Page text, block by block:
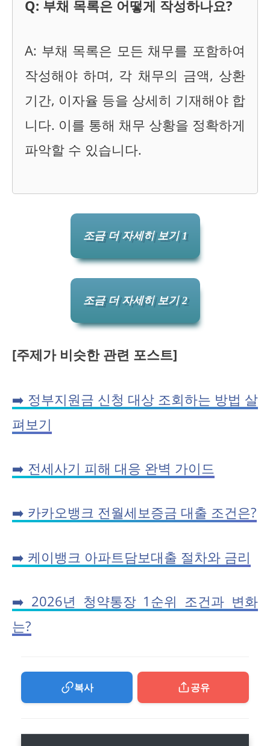
Q: 부채 목록은 어떻게 작성하나요?
A: 부채 목록은 모든 채무를 포함하여
작성해야 하며, 각 채무의 금액, 상환
기간, 이자율 등을 상세히 기재해야 합
니다. 이를 통해 채무 상황을 정확하게
파악할 수 있습니다.
조금 더 자세히 보기 1
조금 더 자세히 보기 2
[주제가 비슷한 관련 포스트]
➡️ 정부지원금 신청 대상 조회하는 방법 살
펴보기
➡️ 전세사기 피해 대응 완벽 가이드
➡️ 카카오뱅크 전월세보증금 대출 조건은?
➡️ 케이뱅크 아파트담보대출 절차와 금리
➡️ 2026년 청약통장 1순위 조건과 변화
는?
복사 공유